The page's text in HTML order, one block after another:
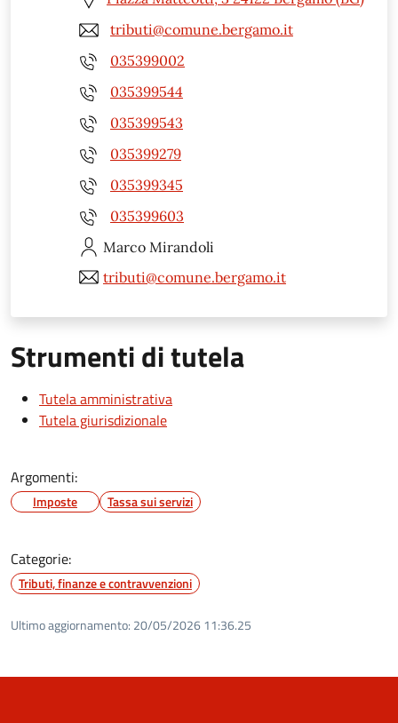
tributi@comune.bergamo.it
035399002
035399544
035399543
035399279
035399345
035399603
Marco Mirandoli
tributi@comune.bergamo.it
Strumenti di tutela
Tutela amministrativa
Tutela giurisdizionale
Argomenti:
Imposte Tassa sui servizi
Categorie:
Tributi, finanze e contravvenzioni
Ultimo aggiornamento: 20/05/2026 11:36.25